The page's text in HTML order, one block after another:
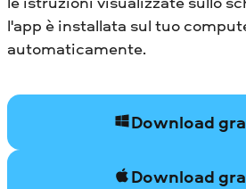
l'app è installata sul tuo
automaticamente.
Download
Download